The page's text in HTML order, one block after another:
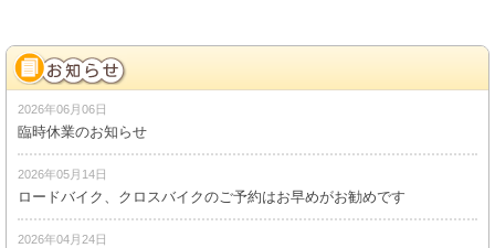
2026年06月06日
臨時休業のお知らせ
2026年05月14日
ロードバイク、クロスバイクのご予約はお早めがお勧めです
2026年04月24日